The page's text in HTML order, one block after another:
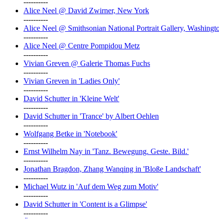
----------
Alice Neel @ David Zwirner, New York
----------
Alice Neel @ Smithsonian National Portrait Gallery,
----------
Alice Neel @ Centre Pompidou Metz
----------
Vivian Greven @ Galerie Thomas Fuchs
----------
Vivian Greven in 'Ladies Only'
----------
David Schutter in 'Kleine Welt'
----------
David Schutter in 'Trance' by Albert Oehlen
----------
Wolfgang Betke in 'Notebook'
----------
Ernst Wilhelm Nay in 'Tanz. Bewegung. Geste. Bild.'
----------
Jonathan Bragdon, Zhang Wanqing in 'Bloße Landschaft'
----------
Michael Wutz in 'Auf dem Weg zum Motiv'
----------
David Schutter in 'Content is a Glimpse'
----------